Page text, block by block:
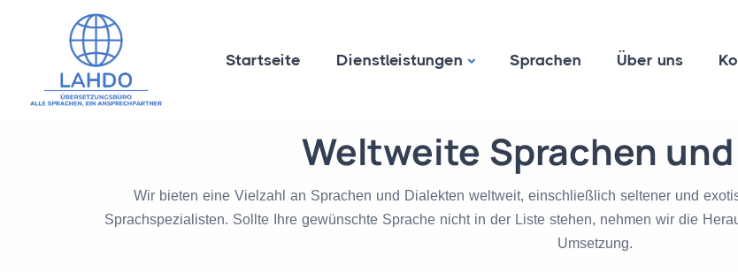
Startseite Dienstleistungen Sprachen Über uns
Weltweite Sprachen
Wir bieten eine Vielzahl an Sprachen und Dialekten weltweit, einschließlich seltener und
Sprachspezialisten. Sollte Ihre gewünschte Sprache nicht in der Liste stehen, nehmen wir die
Umsetzung.